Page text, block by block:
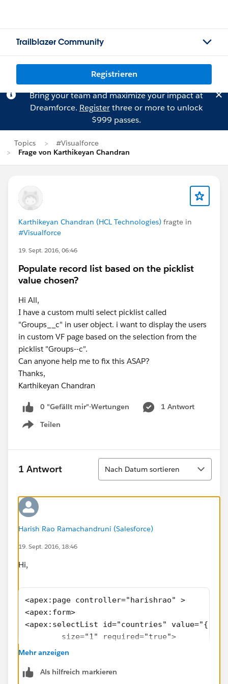
Trailblazer Community
Registrieren
Bring your team and maximize your impact at
Dreamforce. Registerthree or more to unlock
$999 passes.
Topics
#Visualforce
Frage von Karthikeyan Chandran
Karthikeyan Chandran (HCL Technologies) fragte in
#Visualforce
19. Sept. 2016, 06:46
Populate record list based on the picklist
value chosen?
Hi All,
I have a custom multi select picklist called
"Groups__c" in user object. i want to display the users
in custom VF page based on the selection from the
picklist "Groups--c".
Can anyone help me to fix this ASAP?
Thanks,
Karthikeyan Chandran
0 "Gefällt mir"-Wertungen
1 Antwort
Teilen
Show menu
1 Antwort
Sortieren
Nach Datum sortieren
Harish Rao Ramachandruni (Salesforce)
19. Sept. 2016, 18:46
Hi,
<apex:page controller="harishrao" >
<apex:form>
<apex:selectList id="countries"
size="1" required="true">
<apex:selectOptions value="{!countries}"/>
<apex:commoundbutton value="show" action =
Mehr anzeigen
Als hilfreich markieren